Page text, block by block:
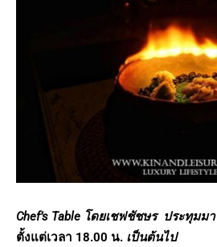
Chef’s Table โดยเชฟชัชษร ประทุมมา
ตั้งแต่เวลา 18.00 น. เป็นต้นไป